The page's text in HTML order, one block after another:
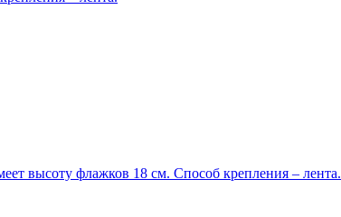
высоту флажков 18 см. Способ крепления – лента.